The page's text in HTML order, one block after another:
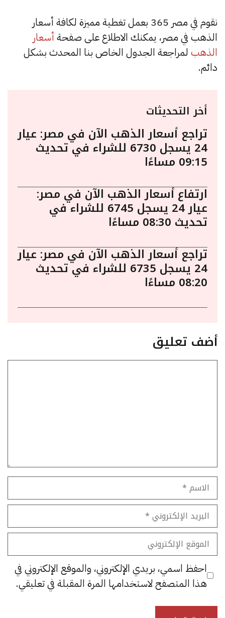
نقوم في مصر 365 بعمل تغطية مميزة لكافة أسعار
الذهب في مصر، يمكنك الاطلاع على صفحة أسعار
الذهب لمراجعة الجدول الخاص بنا المحدث بشكل
دائم.
أخر التحديثات
تراجع أسعار الذهب الآن في مصر: عيار
24 يسجل 6730 للشراء في تحديث
09:15 مساءًا
ارتفاع أسعار الذهب الآن في مصر:
عيار 24 يسجل 6745 للشراء في
تحديث 08:30 مساءًا
تراجع أسعار الذهب الآن في مصر: عيار
24 يسجل 6735 للشراء في تحديث
08:20 مساءًا
أضف تعليق
الاسم
البريد
الإلكتروني
الموقع
الإلكتروني
احفظ اسمي، بريدي الإلكتروني، والموقع الإلكتروني في
هذا المتصفح لاستخدامها المرة المقبلة في تعليقي.